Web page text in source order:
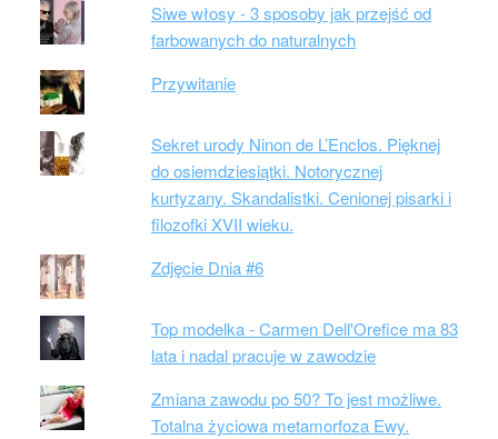
Siwe włosy - 3 sposoby jak przejść od
farbowanych do naturalnych
Przywitanie
Sekret urody Ninon de L’Enclos. Pięknej
do osiemdziesiątki. Notorycznej
kurtyzany. Skandalistki. Cenionej pisarki i
filozofki XVII wieku.
Zdjęcie Dnia #6
Top modelka - Carmen Dell'Orefice ma 83
lata i nadal pracuje w zawodzie
Zmiana zawodu po 50? To jest możliwe.
Totalna życiowa metamorfoza Ewy.